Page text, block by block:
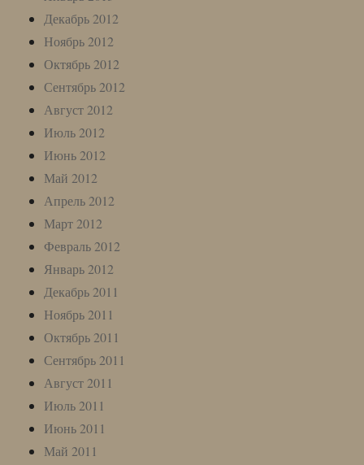
Декабрь 2012
Ноябрь 2012
Октябрь 2012
Сентябрь 2012
Август 2012
Июль 2012
Июнь 2012
Май 2012
Апрель 2012
Март 2012
Февраль 2012
Январь 2012
Декабрь 2011
Ноябрь 2011
Октябрь 2011
Сентябрь 2011
Август 2011
Июль 2011
Июнь 2011
Май 2011